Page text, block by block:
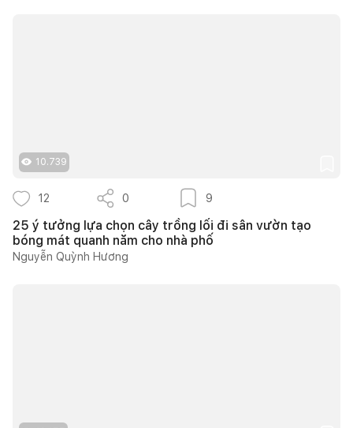
10.739
12 0 9
25 ý tưởng lựa chọn cây trồng lối đi sân vườn tạo
bóng mát quanh năm cho nhà phố
Nguyễn Quỳnh Hương